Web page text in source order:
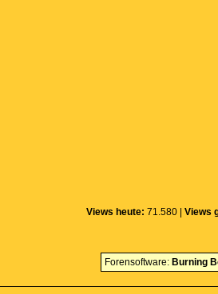
Views heute: 71.580 | Views
Forensoftware: Burning